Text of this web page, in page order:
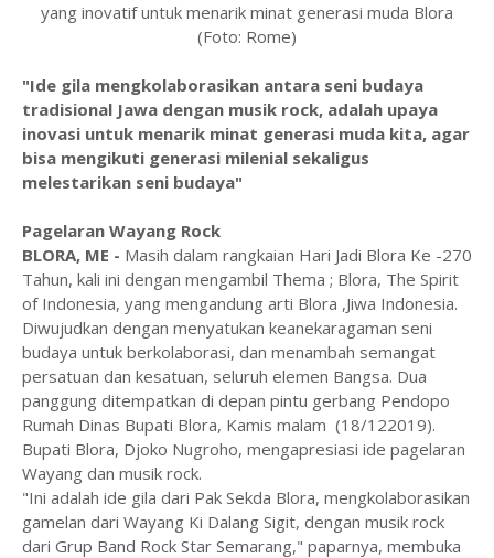
yang inovatif untuk menarik minat generasi muda Blora
(Foto: Rome)
"Ide gila mengkolaborasikan antara seni budaya
tradisional Jawa dengan musik rock, adalah upaya
inovasi untuk menarik minat generasi muda kita, agar
bisa mengikuti generasi milenial sekaligus
melestarikan seni budaya"
Pagelaran Wayang Rock
BLORA, ME - Masih dalam rangkaian Hari Jadi Blora Ke -270
Tahun, kali ini dengan mengambil Thema ; Blora, The Spirit
of Indonesia, yang mengandung arti Blora ,Jiwa Indonesia.
Diwujudkan dengan menyatukan keanekaragaman seni
budaya untuk berkolaborasi, dan menambah semangat
persatuan dan kesatuan, seluruh elemen Bangsa. Dua
panggung ditempatkan di depan pintu gerbang Pendopo
Rumah Dinas Bupati Blora, Kamis malam (18/122019).
Bupati Blora, Djoko Nugroho, mengapresiasi ide pagelaran
Wayang dan musik rock.
"Ini adalah ide gila dari Pak Sekda Blora, mengkolaborasikan
gamelan dari Wayang Ki Dalang Sigit, dengan musik rock
dari Grup Band Rock Star Semarang," paparnya, membuka